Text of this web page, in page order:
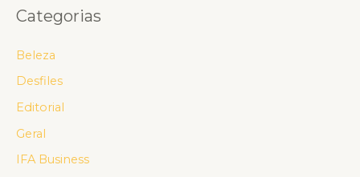
Categorias
Beleza
Desfiles
Editorial
Geral
IFA Business